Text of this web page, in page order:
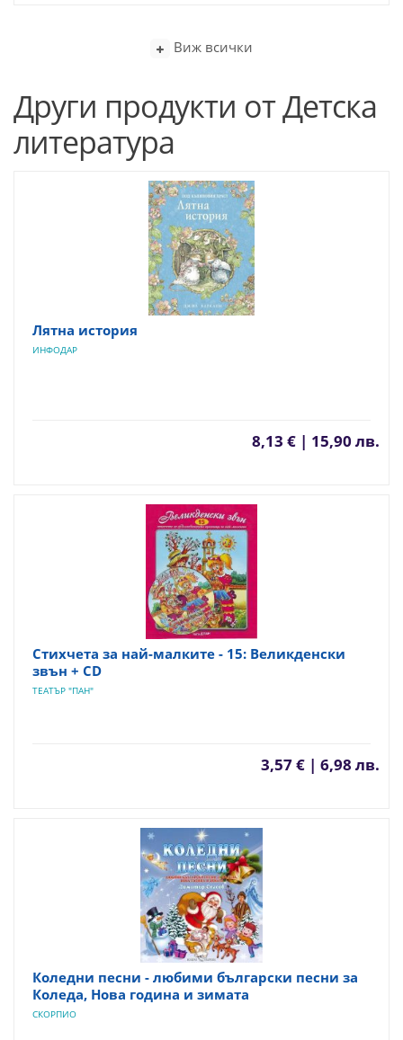
Виж всички
Други продукти от Детска
литература
Лятна история
ИНФОДАР
8,13 € | 15,90 лв.
Стихчета за най-малките - 15: Великденски
звън + CD
ТЕАТЪР "ПАН"
3,57 € | 6,98 лв.
Коледни песни - любими български песни за
Коледа, Нова година и зимата
СКОРПИО